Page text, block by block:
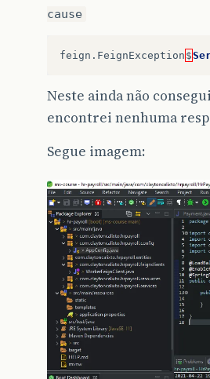
cause
feign . FeignException $
Neste ainda não
encontrei nenhuma
Segue imagem: